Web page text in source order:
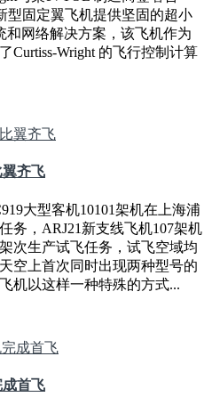
型固定翼飞机提供坚固的超小
和网络解决方案，该飞机作为
Curtiss-Wright 的飞行控制计算
齐飞
大型客机10101架机在上海浦
务，ARJ21新支线飞机107架机
次生产试飞任务，试飞空域均
空上首次同时出现两种型号的
机以这样一种特殊的方式...
首飞